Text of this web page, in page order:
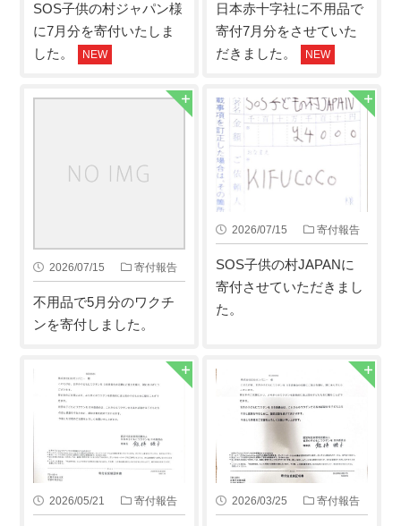
SOS子供の村ジャパン様
に7月分を寄付いたしま
した。
NEW
日本赤十字社に不用品で
寄付7月分をさせていた
だきました。
NEW
2026/07/15 寄付報告
不用品で5月分のワクチ
ンを寄付しました。
2026/07/15 寄付報告
SOS子供の村JAPANに
寄付させていただきまし
た。
2026/05/21 寄付報告 2026/03/25 寄付報告